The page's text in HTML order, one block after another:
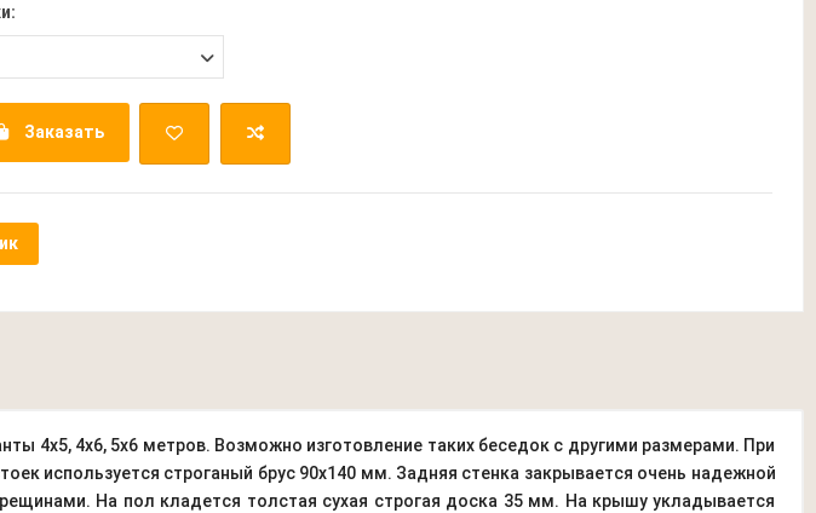
Заказать
4х5, 4х6, 5х6 метров. Возможно изготовление таких беседок с другими размерами. При
используется строганый брус 90х140 мм. Задняя стенка закрывается очень надежной
На пол кладется толстая сухая строгая доска 35 мм. На крышу укладывается